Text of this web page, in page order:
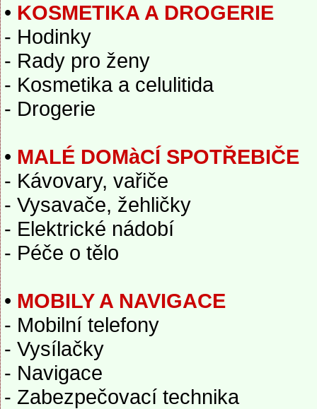
• KOSMETIKA A DROGERIE
- Hodinky
- Rady pro ženy
- Kosmetika a celulitida
- Drogerie
• MALÉ DOMàCÍ SPOTŘEBIČE
- Kávovary, vařiče
- Vysavače, žehličky
- Elektrické nádobí
- Péče o tělo
• MOBILY A NAVIGACE
- Mobilní telefony
- Vysílačky
- Navigace
- Zabezpečovací technika